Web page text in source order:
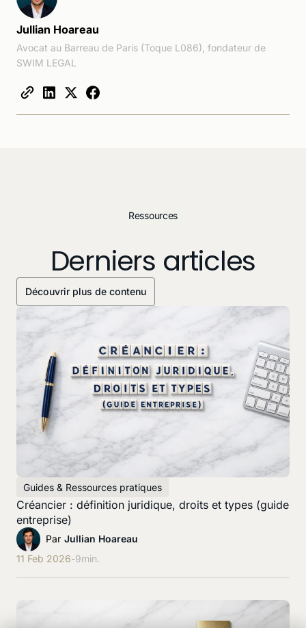
Jullian Hoareau
Avocat au Barreau de Paris (Toque L086), fondateur de
SWIM LEGAL
Ressources
Derniers articles
Découvrir plus de contenu
Guides & Ressources pratiques
Créancier : définition juridique, droits et types (guide
entreprise)
Par Jullian Hoareau
11 Feb 2026-9min.